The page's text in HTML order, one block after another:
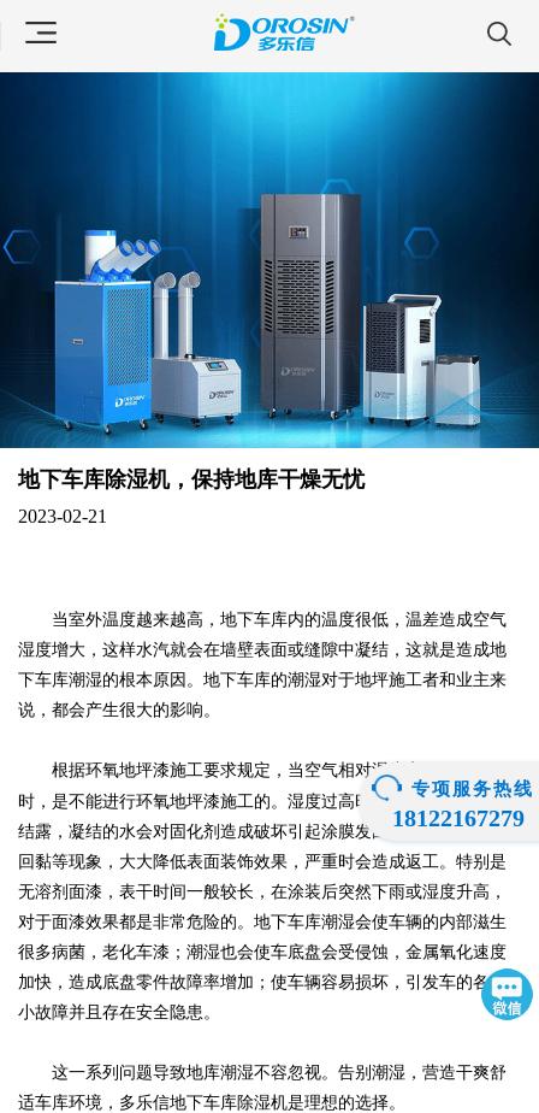
地下车库除湿机，保持地库干燥无忧
2023-02-21
当室外温度越来越高，地下车库内的温度很低，温差造成空气
湿度增大，这样水汽就会在墙壁表面或缝隙中凝结，这就是造成地
下车库潮湿的根本原因。地下车库的潮湿对于地坪施工者和业主来
说，都会产生很大的影响。
根据环氧地坪漆施工要求规定，当空气相对湿度高于
时，是不能进行环氧地坪漆施工的。湿度过高时，会引起涂装表面
结露，凝结的水会对固化剂造成破坏引起涂膜发白、失光、失黏、
回黏等现象，大大降低表面装饰效果，严重时会造成返工。特别是
无溶剂面漆，表干时间一般较长，在涂装后突然下雨或湿度升高，
对于面漆效果都是非常危险的。地下车库潮湿会使车辆的内部滋生
很多病菌，老化车漆；潮湿也会使车底盘会受侵蚀，金属氧化速度
加快，造成底盘零件故障率增加；使车辆容易损坏，引发车的各种
小故障并且存在安全隐患。
这一系列问题导致地库潮湿不容忽视。告别潮湿，营造干爽舒
适车库环境， 多乐信地下车库除湿机是理想的选择。
专项服务热线
18122167279